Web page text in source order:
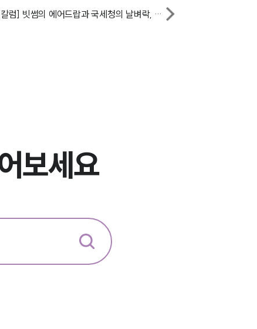
행정전문변호사
언론보도
공지사항
법률 블로그
[칼럼] 빗썸의 에어드랍과 국세청의 날벼락, 에어드랍 코인에 세금 부과될까?
보세요